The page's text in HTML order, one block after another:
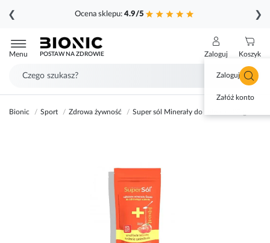
Ocena sklepu: 4.9/5
❮ ❯
do
treści
Menu POSTAW NA ZDROWIE Zaloguj
Zaloguj się
Załóż konto
Koszyk
Bionic Sport Zdrowa żywność Super sól Minerały do solenia 500 g